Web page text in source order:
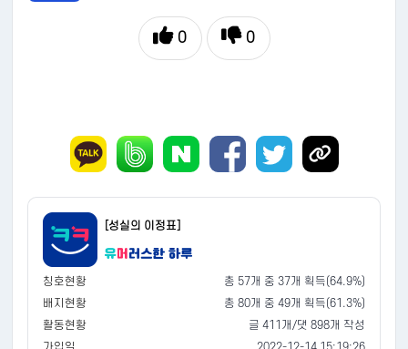
0 0
[성실의 이정표]
칭호현황
총 57개 중 37개 획득(64.9%)
배지현황
총 80개 중 49개 획득(61.3%)
활동현황
글 411개/댓 898개 작성